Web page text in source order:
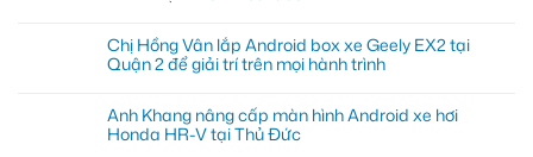
Chị Hồng Vân lắp Android box xe Geely EX2 tại
Quận 2 để giải trí trên mọi hành trình
Anh Khang nâng cấp màn hình Android xe hơi
Honda HR-V tại Thủ Đức